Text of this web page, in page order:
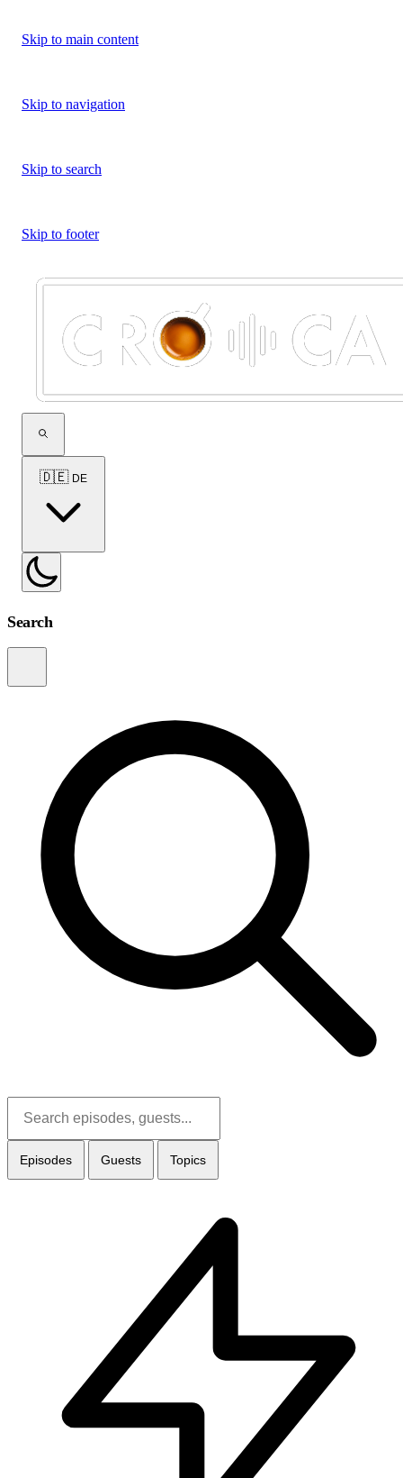
Skip to main content
Skip to navigation
Skip to search
Skip to footer
🇩🇪 DE
Search
Episodes Guests Topics